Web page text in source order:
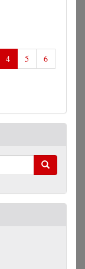
4 5
6